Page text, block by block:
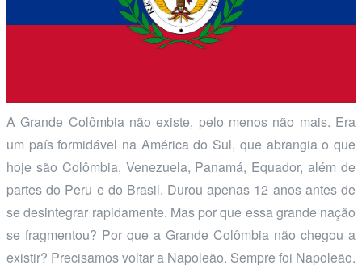
A Grande Colômbia não existe, pelo menos não mais. Era
um país formidável na América do Sul, que abrangia o que
hoje são Colômbia, Venezuela, Panamá, Equador, além de
partes do Peru e do Brasil. Durou apenas 12 anos antes de
se desintegrar rapidamente. Mas por que essa grande nação
se fragmentou? Por que a Grande Colômbia não chegou a
existir? Precisamos voltar a Napoleão. Sempre foi Napoleão.